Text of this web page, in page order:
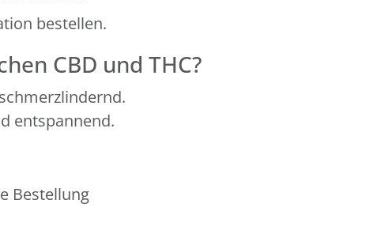
bestellen.
CBD und THC?
entspannend.
Bestellung